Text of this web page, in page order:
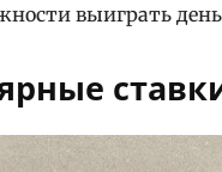
выиграть